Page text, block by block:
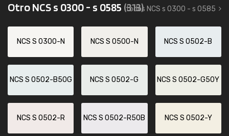
Otro NCS s 0300 - s 0585 (313)
todos NCS s 0300 - s 0585
NCS S 0300-N NCS S 0500-N NCS S 0502-B
NCS S 0502-B50G NCS S 0502-G NCS S 0502-G50Y
NCS S 0502-R NCS S 0502-R50B NCS S 0502-Y